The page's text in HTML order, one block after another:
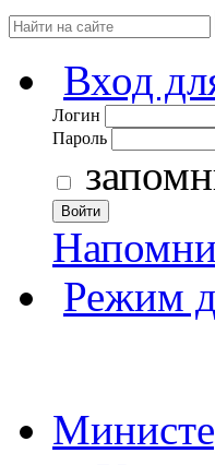
Вход
Логин
Пароль
Войти
Режим